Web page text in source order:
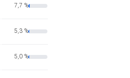
7,7 %
5,3 %
5,0 %